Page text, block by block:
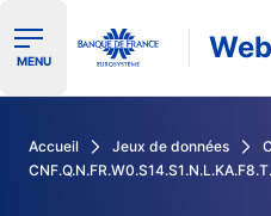
Ouvrir le menu de
MENU
Accueil Jeux de données